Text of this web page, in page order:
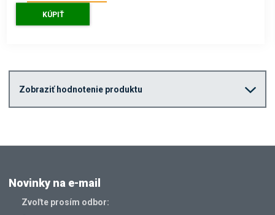
€ 90.80
KÚPIŤ
Zobraziť hodnotenie produktu
Novinky na e-mail
Zvoľte prosím odbor: